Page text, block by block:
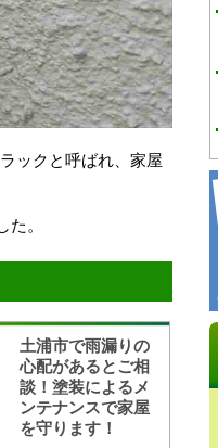
ックと呼ばれ、家屋
。
土浦市で雨漏りの
心配があるとご相
談！塗装によるメ
ンテナンスで家屋
を守ります！